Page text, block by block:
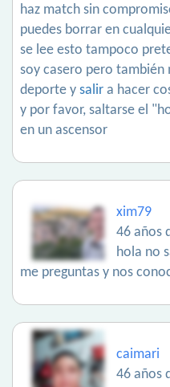
haz match sin
puedes borrar en
se lee esto tampoco
soy casero pero también
deporte y salir a hacer
y por favor, saltarse el
en un ascensor
xim79
46 años
hola no
me preguntas y nos
caimari
46 años